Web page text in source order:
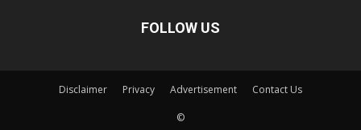
FOLLOW US
Disclaimer Privacy Advertisement Contact Us
©